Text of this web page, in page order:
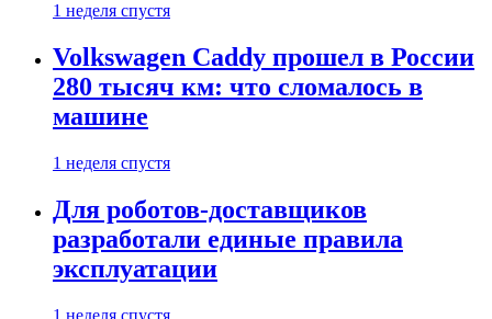
1 неделя спустя
Volkswagen Caddy прошел в России
280 тысяч км: что сломалось в
машине
1 неделя спустя
Для роботов-доставщиков
разработали единые правила
эксплуатации
1 неделя спустя